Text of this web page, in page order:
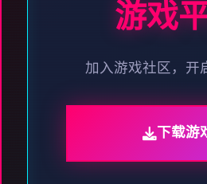
游戏
加入游戏社区，开
下载游